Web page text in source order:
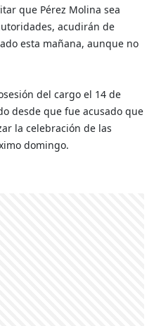
que Pérez Molina sea
acudirán de
esta mañana, aunque no
del cargo el 14 de
desde que fue acusado que
la celebración de las
domingo.